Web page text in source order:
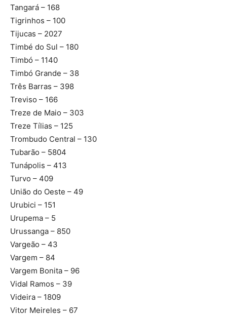
Tangará – 168
Tigrinhos – 100
Tijucas – 2027
Timbé do Sul – 180
Timbó – 1140
Timbó Grande – 38
Três Barras – 398
Treviso – 166
Treze de Maio – 303
Treze Tílias – 125
Trombudo Central – 130
Tubarão – 5804
Tunápolis – 413
Turvo – 409
União do Oeste – 49
Urubici – 151
Urupema – 5
Urussanga – 850
Vargeão – 43
Vargem – 84
Vargem Bonita – 96
Vidal Ramos – 39
Videira – 1809
Vitor Meireles – 67